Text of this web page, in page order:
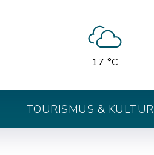
17 °C
TOURISMUS & KULTUR